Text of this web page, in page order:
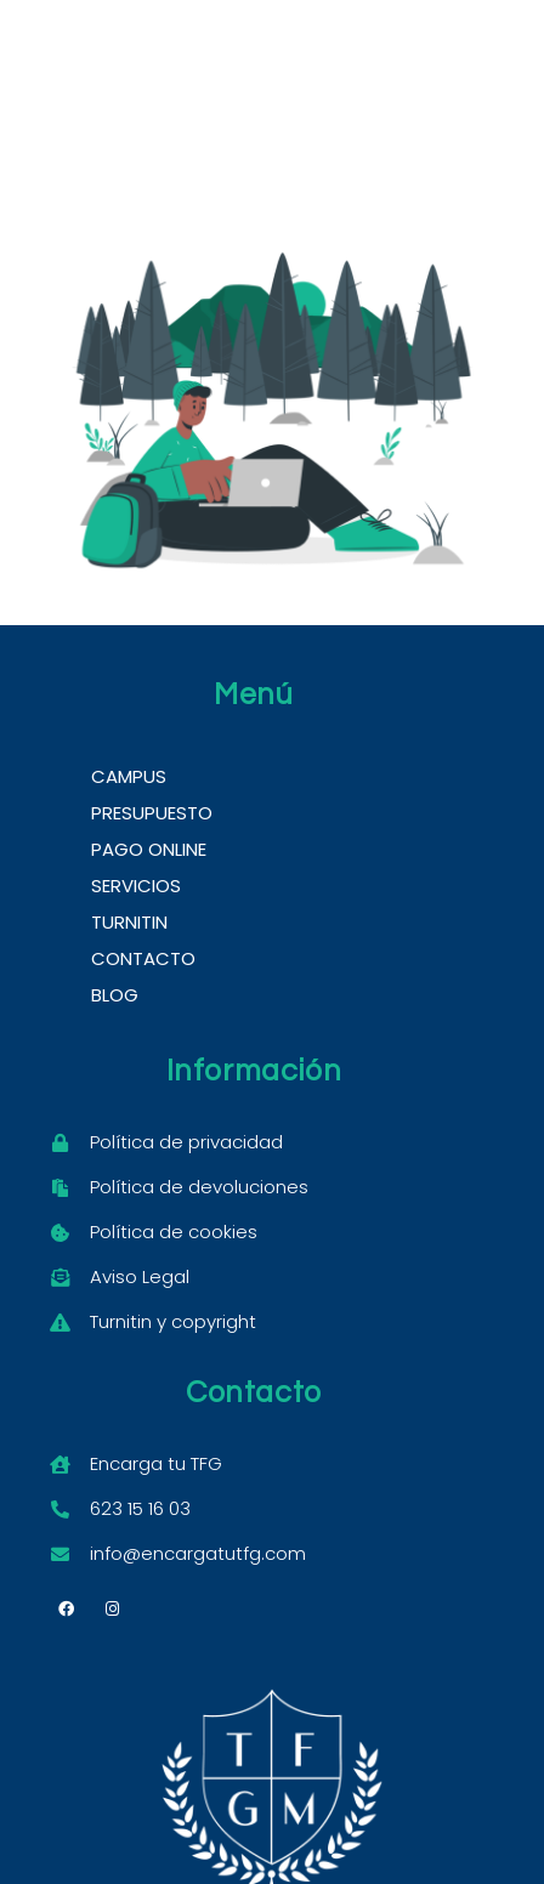
Menú
CAMPUS
PRESUPUESTO
PAGO ONLINE
SERVICIOS
TURNITIN
CONTACTO
BLOG
Información
Política de privacidad
Política de devoluciones
Política de cookies
Aviso Legal
Turnitin y copyright
Contacto
Encarga tu TFG
623 15 16 03
info@encargatutfg.com